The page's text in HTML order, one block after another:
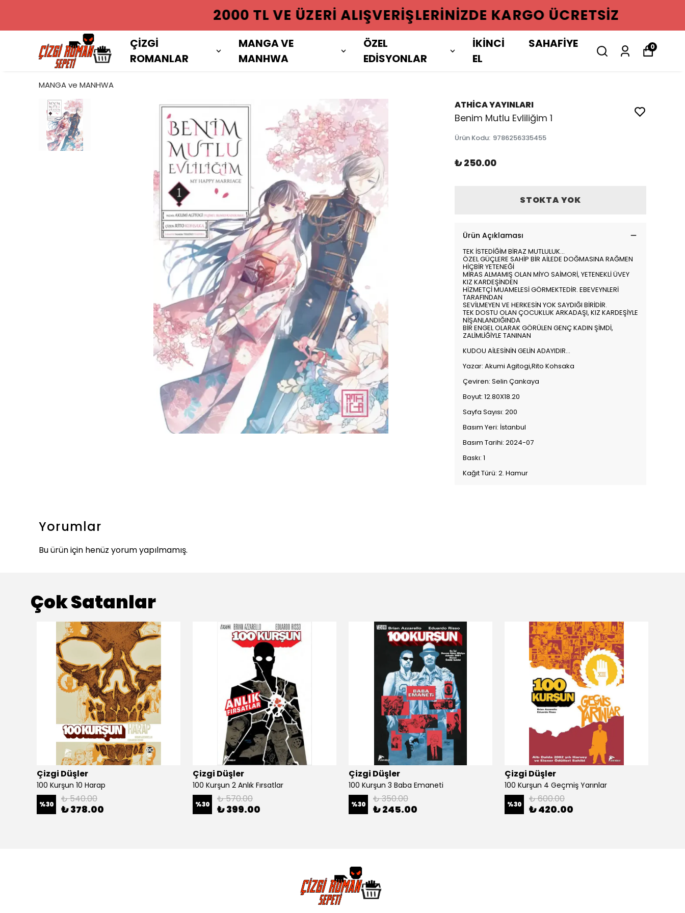
2000 TL VE ÜZERI ALIŞVERIŞLERINIZDE KARGO ÜCRETSIZ
ÇİZGİ
ROMANLAR
MANGA VE
MANHWA
ÖZEL
EDİSYONLAR
İKİNCİ
EL
SAHAFİYE 0
MANGA ve MANHWA
ATHİCA YAYINLARI
Benim Mutlu Evliliğim 1
Ürün Kodu: 9786256335455
₺ 250.00
STOKTA YOK
Ürün Açıklaması
TEK İSTEDİĞİM BİRAZ MUTLULUK...
ÖZEL GÜÇLERE SAHİP BİR AİLEDE DOĞMASINA RAĞMEN
HİÇBİR YETENEĞİ
MİRAS ALMAMIŞ OLAN MİYO SAİMORİ, YETENEKLİ ÜVEY
KIZ KARDEŞİNDEN
HİZMETÇİ MUAMELESİ GÖRMEKTEDİR. EBEVEYNLERİ
TARAFINDAN
SEVİLMEYEN VE HERKESİN YOK SAYDIĞI BİRİDİR.
TEK DOSTU OLAN ÇOCUKLUK ARKADAŞI, KIZ KARDEŞİYLE
NİŞANLANDIĞINDA
BİR ENGEL OLARAK GÖRÜLEN GENÇ KADIN ŞİMDİ,
ZALİMLİĞİYLE TANINAN
KUDOU AİLESİNİN GELİN ADAYIDIR...
Yazar: Akumi Agitogi,Rito Kohsaka
Çeviren: Selin Çankaya
Boyut: 12.80X18.20
Sayfa Sayısı: 200
Basım Yeri: İstanbul
Basım Tarihi: 2024-07
Baskı: 1
Kağıt Türü: 2. Hamur
Yorumlar
Bu ürün için henüz yorum yapılmamış.
Çok Satanlar
Çizgi Düşler
100 Kurşun 10 Harap
%30 ₺ 540.00
₺ 378.00
Çizgi Düşler
100 Kurşun 2 Anlık Fırsatlar
%30 ₺ 570.00
₺ 399.00
Çizgi Düşler
100 Kurşun 3 Baba Emaneti
%30 ₺ 350.00
₺ 245.00
Çizgi Düşler
100 Kurşun 4 Geçmiş Yarınlar
%30 ₺ 600.00
₺ 420.00